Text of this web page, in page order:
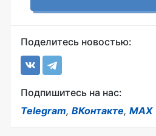
Поделитесь новостью:
Подпишитесь на нас:
Telegram, ВКонтакте, MAX